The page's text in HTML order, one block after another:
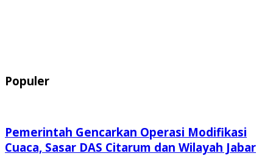
Populer
Pemerintah Gencarkan Operasi Modifikasi
Cuaca, Sasar DAS Citarum dan Wilayah Jabar